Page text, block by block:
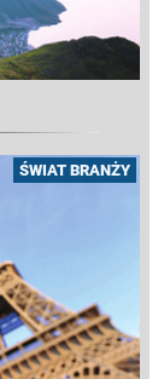
ŚWIAT BRANŻY